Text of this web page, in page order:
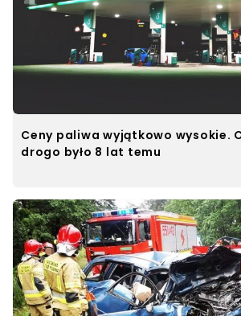
Ceny paliwa wyjątkowo wysokie.
drogo było 8 lat temu